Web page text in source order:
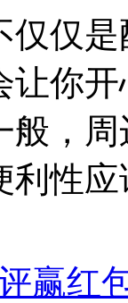
仅仅
让你
般，
利性
赢红